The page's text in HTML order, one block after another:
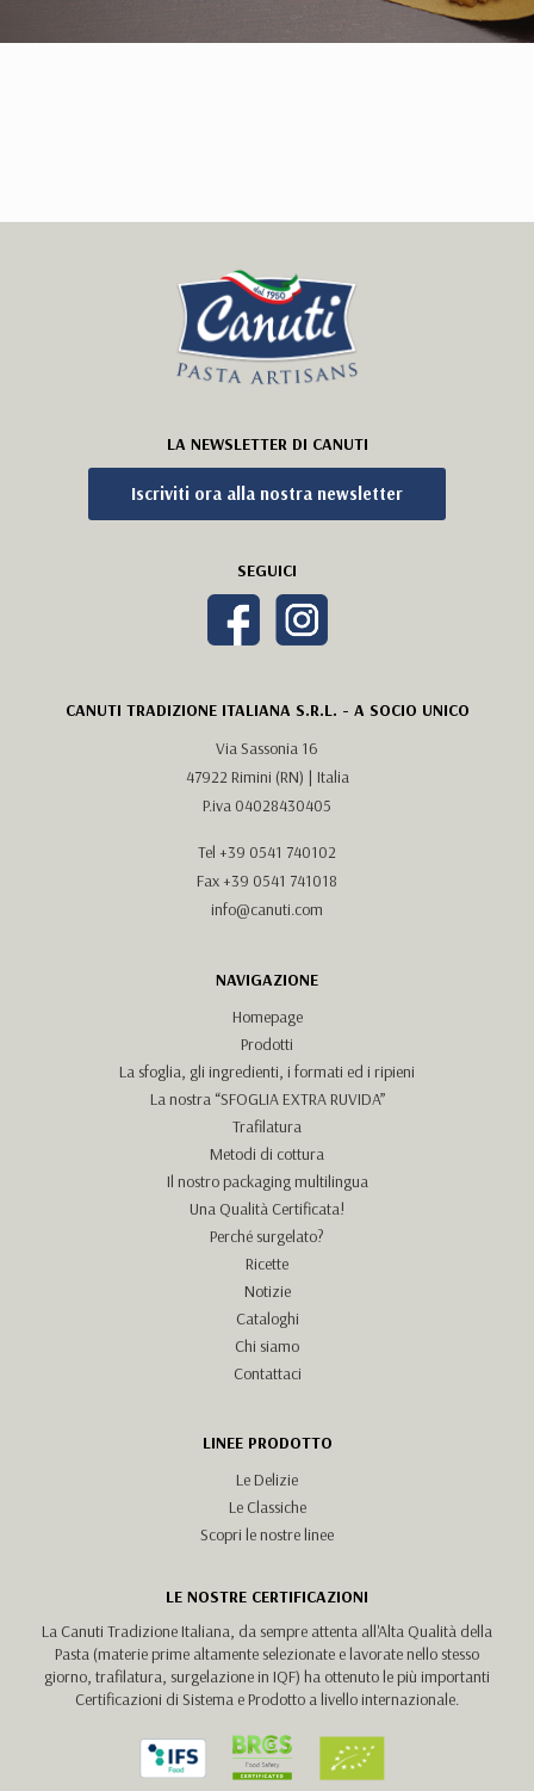
LA NEWSLETTER DI CANUTI
Iscriviti ora alla nostra newsletter
SEGUICI
CANUTI TRADIZIONE ITALIANA S.R.L. - A SOCIO UNICO
Via Sassonia 16
47922 Rimini (RN) | Italia
P.iva 04028430405
Tel +39 0541 740102
Fax +39 0541 741018
info@canuti.com
NAVIGAZIONE
Homepage
Prodotti
La sfoglia, gli ingredienti, i formati ed i ripieni
La nostra “SFOGLIA EXTRA RUVIDA”
Trafilatura
Metodi di cottura
Il nostro packaging multilingua
Una Qualità Certificata!
Perché surgelato?
Ricette
Notizie
Cataloghi
Chi siamo
Contattaci
LINEE PRODOTTO
Le Delizie
Le Classiche
Scopri le nostre linee
LE NOSTRE CERTIFICAZIONI
La Canuti Tradizione Italiana, da sempre attenta all'Alta Qualità della
Pasta (materie prime altamente selezionate e lavorate nello stesso
giorno, trafilatura, surgelazione in IQF) ha ottenuto le più importanti
Certificazioni di Sistema e Prodotto a livello internazionale.